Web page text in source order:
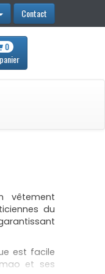
Contact
0
panier
vêtement
du
est facile
et ses